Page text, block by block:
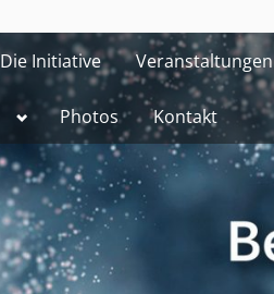
Die Initiative Veranstaltungen
Toggle
menu
Photos Kontakt